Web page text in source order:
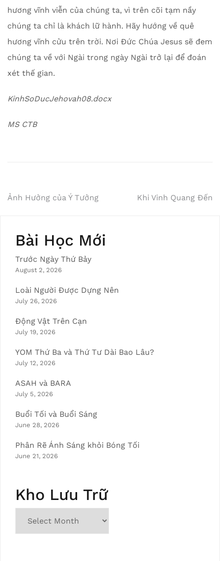
hương vĩnh viễn của chúng ta, vì trên cõi tạm nầy
chúng ta chỉ là khách lữ hành. Hãy hướng về quê
hương vĩnh cửu trên trời. Nơi Đức Chúa Jesus sẽ đem
chúng ta về với Ngài trong ngày Ngài trở lại để đoán
xét thế gian.
KinhSoDucJehovah08.docx
MS CTB
Post
Ảnh Hưởng của Ý Tưởng Khi Vinh Quang Đến
Bài Học Mới
Trước Ngày Thứ Bảy
August 2, 2026
Loài Người Được Dựng Nên
July 26, 2026
Động Vật Trên Cạn
July 19, 2026
YOM Thứ Ba và Thứ Tư Dài Bao Lâu?
July 12, 2026
ASAH và BARA
July 5, 2026
Buổi Tối và Buổi Sáng
June 28, 2026
Phân Rẽ Ánh Sáng khỏi Bóng Tối
June 21, 2026
Kho Lưu Trữ